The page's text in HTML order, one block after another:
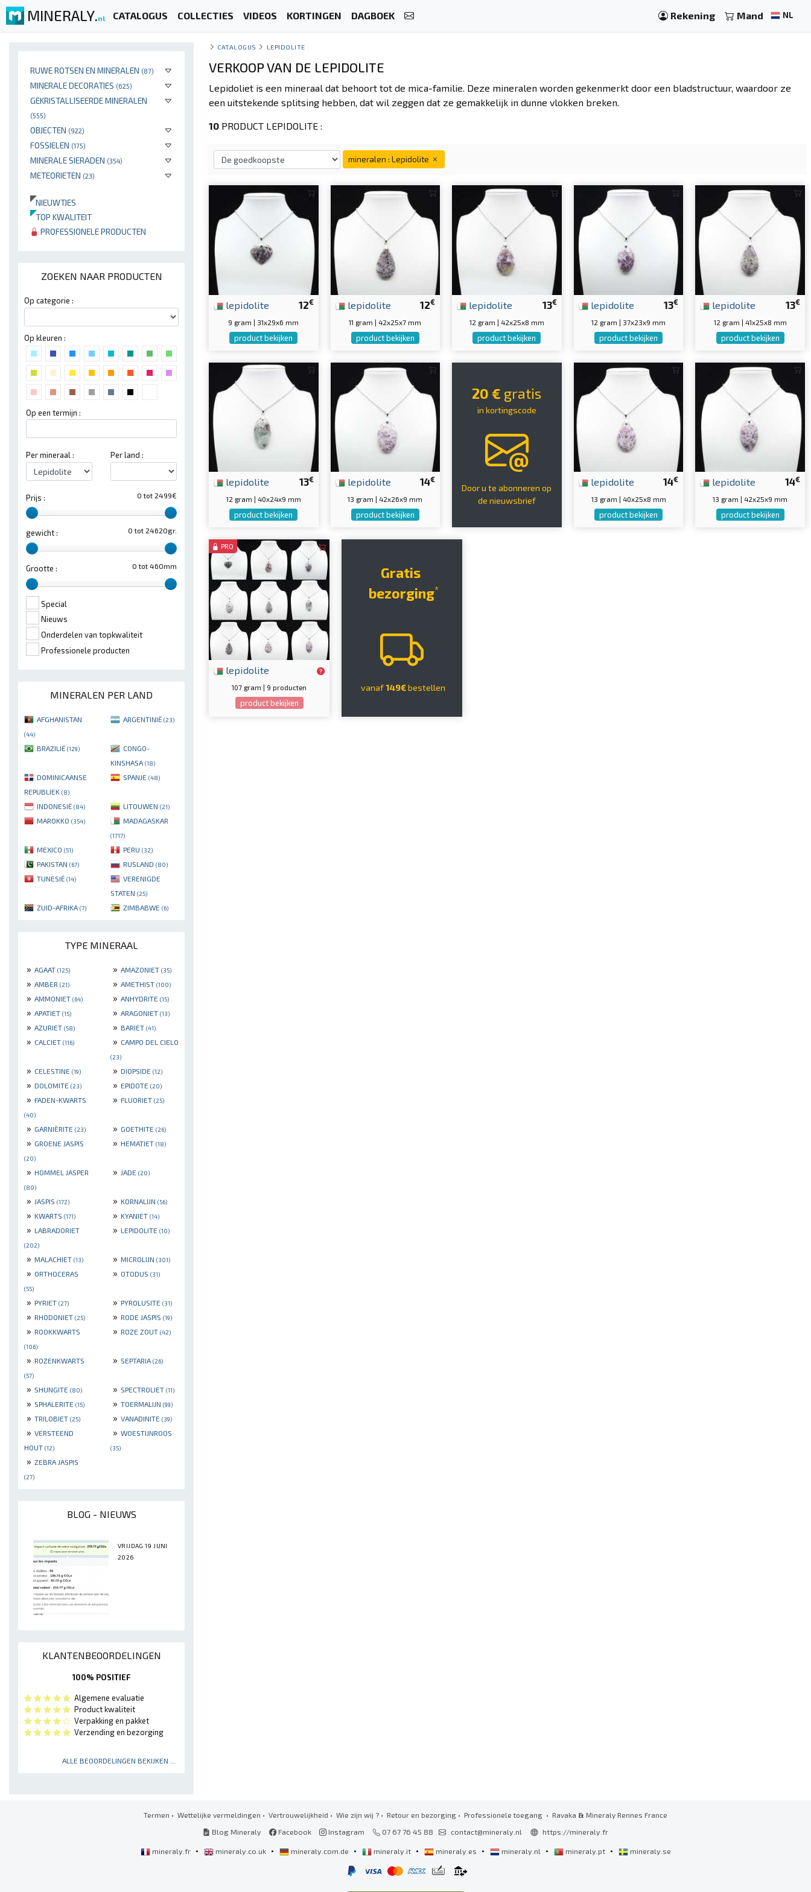
MINERALY.nl CATALOGUS COLLECTIES VIDEOS KORTINGEN DAGBOEK Rekening Mand NL
RUWE ROTSEN EN MINERALEN (87)
MINERALE DECORATIES (625)
GEKRISTALLISEERDE MINERALEN
(555)
OBJECTEN (922)
FOSSIELEN (175)
MINERALE SIERADEN (354)
METEORIETEN (23)
NIEUWTJES
TOP KWALITEIT
PROFESSIONELE PRODUCTEN
ZOEKEN NAAR PRODUCTEN
Op categorie :
Op kleuren :
Op een termijn :
Per mineraal : Per land :
0 tot 2499€
Prijs :
0 tot 24620gr.
gewicht :
0 tot 460mm
Grootte :
Special
Nieuws
Onderdelen van topkwaliteit
Professionele producten
MINERALEN PER LAND
AFGHANISTAN
(44)
ARGENTINIË (23)
BRAZILIË (129)
CONGO-
KINSHASA (18)
DOMINICAANSE
REPUBLIEK (8)
SPANJE (48)
INDONESIË (84) LITOUWEN (21)
MAROKKO (354) MADAGASKAR
(1717)
MEXICO (51) PERU (32)
PAKISTAN (67) RUSLAND (80)
TUNESIË (14)
VERENIGDE
STATEN (25)
ZUID-AFRIKA (7) ZIMBABWE (6)
TYPE MINERAAL
» AGAAT (125) » AMAZONIET (35)
» AMBER (21) » AMETHIST (100)
» AMMONIET (64) » ANHYDRITE (15)
» APATIET (15) » ARAGONIET (13)
» AZURIET (58) » BARIET (41)
» CALCIET (116) » CAMPO DEL CIELO
(23)
» CELESTINE (19) » DIOPSIDE (12)
» DOLOMITE (23) » EPIDOTE (20)
» FADEN-KWARTS
(40)
» FLUORIET (25)
» GARNIÈRITE (23) » GOETHITE (26)
» GROENE JASPIS
(20)
» HEMATIET (18)
» HOMMEL JASPER
(80)
» JADE (20)
» JASPIS (172) » KORNALIJN (56)
» KWARTS (171) » KYANIET (14)
» LABRADORIET
(202)
» LEPIDOLITE (10)
» MALACHIET (13) » MICROLIJN (301)
» ORTHOCERAS
(55)
» OTODUS (31)
» PYRIET (27) » PYROLUSITE (31)
» RHODONIET (25) » RODE JASPIS (19)
» ROOKKWARTS
(106)
» ROZE ZOUT (42)
» ROZENKWARTS
(57)
» SEPTARIA (26)
» SHUNGITE (80) » SPECTROLIET (11)
» SPHALERITE (15) » TOERMALIJN (99)
» TRILOBIET (25) » VANADINITE (39)
» VERSTEEND
HOUT (12)
» WOESTIJNROOS
(35)
» ZEBRA JASPIS
(27)
BLOG - NIEUWS
VRIJDAG 19 JUNI
2026
KLANTENBEOORDELINGEN
100% POSITIEF
Algemene evaluatie
Product kwaliteit
Verpakking en pakket
Verzending en bezorging
ALLE BEOORDELINGEN BEKIJKEN ...
CATALOGUS LEPIDOLITE
VERKOOP VAN DE LEPIDOLITE
Lepidoliet is een mineraal dat behoort tot de mica-familie. Deze mineralen worden gekenmerkt door een bladstructuur, waardoor ze
een uitstekende splitsing hebben, dat wil zeggen dat ze gemakkelijk in dunne vlokken breken.
10 PRODUCT LEPIDOLITE :
mineralen : Lepidolite
12€
lepidolite
9 gram | 31x29x6 mm
product bekijken
12€
lepidolite
11 gram | 42x25x7 mm
product bekijken
13€
lepidolite
12 gram | 42x25x8 mm
product bekijken
13€
lepidolite
12 gram | 37x23x9 mm
product bekijken
13€
lepidolite
12 gram | 41x25x8 mm
product bekijken
13€
lepidolite
12 gram | 40x24x9 mm
product bekijken
14€
lepidolite
13 gram | 42x26x9 mm
product bekijken
20 € gratis
in kortingscode
Door u te abonneren op
de nieuwsbrief
14€
lepidolite
13 gram | 40x25x8 mm
product bekijken
14€
lepidolite
13 gram | 42x25x9 mm
product bekijken
PRO
lepidolite
107 gram | 9 producten
product bekijken
Gratis
bezorging*
vanaf149€bestellen
Termen • Wettelijke vermeldingen • Vertrouwelijkheid • Wie zijn wij ? • Retour en bezorging • Professionele toegang • Ravaka & Mineraly Rennes France
Blog Mineraly
Facebook Instagram 07 67 76 45 88 contact@mineraly.nl https://mineraly.fr
mineraly.fr • mineraly.co.uk • mineraly.com.de • mineraly.it • mineraly.es • mineraly.nl • mineraly.pt • mineraly.se